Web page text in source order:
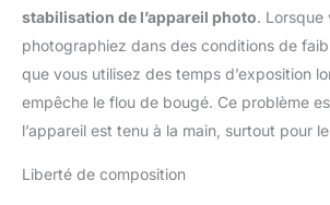
stabilisation de l’appareil photo. Lorsque
photographiez dans des conditions de
que vous utilisez des temps d’exposition
empêche le flou de bougé. Ce problème
l’appareil est tenu à la main, surtout pour
Liberté de composition